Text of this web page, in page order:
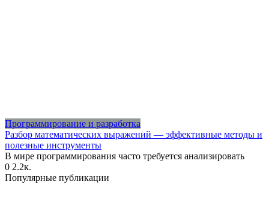
Программирование и разработка
Разбор математических выражений — эффективные методы и
полезные инструменты
В мире программирования часто требуется анализировать
0 2.2к.
Популярные публикации